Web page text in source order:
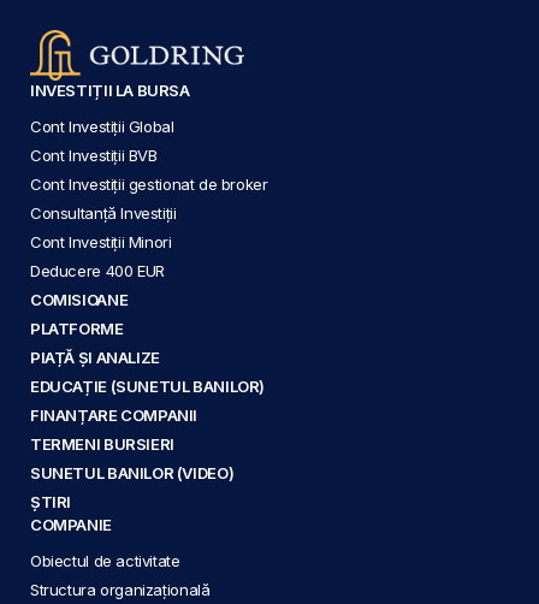
INVESTIȚII LA BURSA
Cont Investiții Global
Cont Investiții BVB
Cont Investiții gestionat de broker
Consultanță Investiții
Cont Investiții Minori
Deducere 400 EUR
COMISIOANE
PLATFORME
PIAȚĂ ȘI ANALIZE
EDUCAȚIE (SUNETUL BANILOR)
FINANȚARE COMPANII
TERMENI BURSIERI
SUNETUL BANILOR (VIDEO)
ȘTIRI
COMPANIE
Obiectul de activitate
Structura organizațională